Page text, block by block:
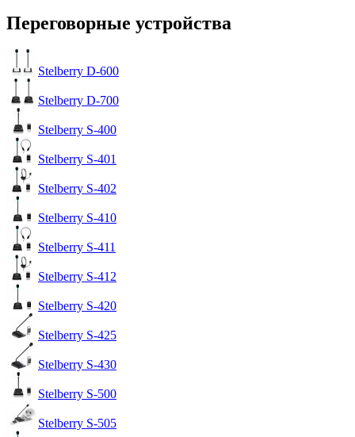
Переговорные устройства
Stelberry D-600
Stelberry D-700
Stelberry S-400
Stelberry S-401
Stelberry S-402
Stelberry S-410
Stelberry S-411
Stelberry S-412
Stelberry S-420
Stelberry S-425
Stelberry S-430
Stelberry S-500
Stelberry S-505